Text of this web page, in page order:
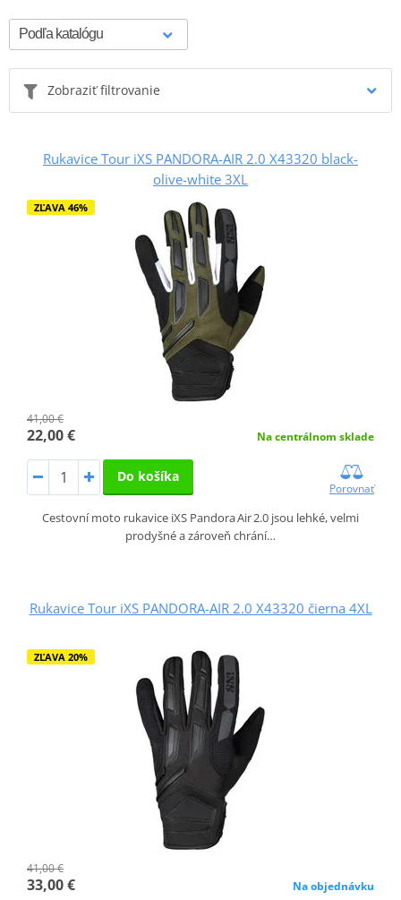
Zobraziť filtrovanie
Rukavice Tour iXS PANDORA-AIR 2.0 X43320 black-
olive-white 3XL
ZĽAVA 46%
41,00 €
22,00 € Na centrálnom sklade
Do košíka
Porovnať
Cestovní moto rukavice iXS Pandora Air 2.0 jsou lehké, velmi
prodyšné a zároveň chrání…
Rukavice Tour iXS PANDORA-AIR 2.0 X43320 čierna 4XL
ZĽAVA 20%
41,00 €
33,00 € Na objednávku